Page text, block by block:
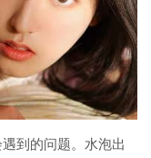
到的问题。水泡出